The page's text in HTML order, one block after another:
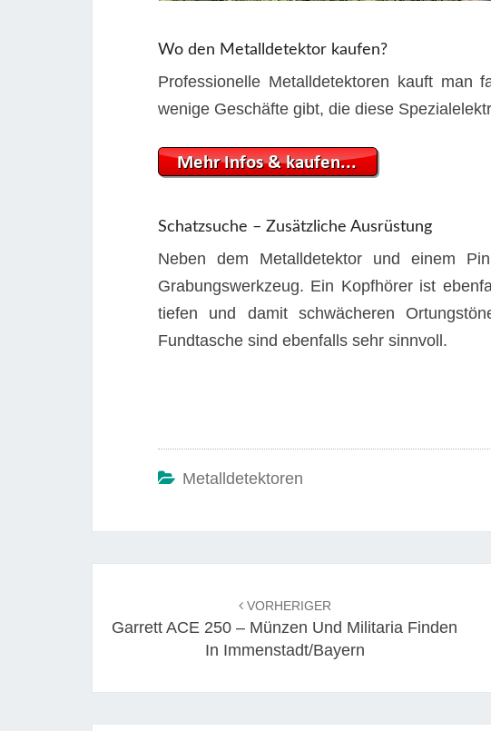
Wo den Metalldetektor kaufen?
Professionelle Metalldetektoren kauft man
wenige Geschäfte gibt, die diese
Schatzsuche – Zusätzliche Ausrüstung
Neben dem Metalldetektor und einem
Grabungswerkzeug. Ein Kopfhörer ist
tiefen und damit schwächeren
Fundtasche sind ebenfalls sehr sinnvoll.
Metalldetektoren
VORHERIGER
Garrett ACE 250 – Münzen Und Militaria Finden
In Immenstadt/Bayern